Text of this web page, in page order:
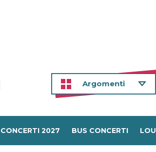
Argomenti
CONCERTI 2027 BUS CONCERTI